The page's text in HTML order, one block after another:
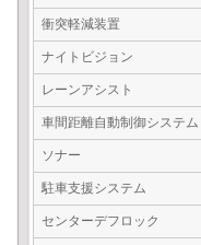
衝突軽減装置
ナイトビジョン
レーンアシスト
車間距離自動制御システム
ソナー
駐車支援システム
センターデフロック